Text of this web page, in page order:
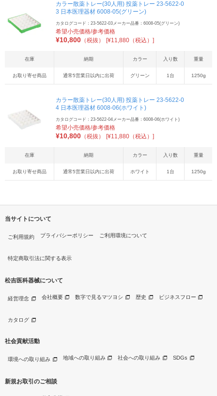
カラー散薬トレー(30人用) 投薬トレー 23-5622-0
3 日本医理器材 6008-05(グリーン)
カタログコード：23-5622-03メーカー品番：6008-05(グリーン)
希望小売価格/参考価格
¥10,800 （税抜） [¥11,880（税込）]
在庫 納期 カラー 入り数 重量
お取り寄せ商品 通常5営業日以内に出荷 グリーン 1台 1250g
カラー散薬トレー(30人用) 投薬トレー 23-5622-0
4 日本医理器材 6008-06(ホワイト)
カタログコード：23-5622-04メーカー品番：6008-06(ホワイト)
希望小売価格/参考価格
¥10,800 （税抜） [¥11,880（税込）]
在庫 納期 カラー 入り数 重量
お取り寄せ商品 通常5営業日以内に出荷 ホワイト 1台 1250g
当サイトについて
ご利用規約 プライバシーポリシー ご利用環境について
特定商取引法に関する表示
松吉医科器械について
経営理念 会社概要 数字で見るマツヨシ 歴史 ビジネスフロー
カタログ
社会貢献活動
環境への取り組み 地域への取り組み 社会への取り組み SDGs
新規お取引のご相談